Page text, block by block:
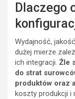
Dlaczego
Wydajność,
dużej mierze
ich integracji. Źle
do strat
produktów oraz
koszty produkcji i